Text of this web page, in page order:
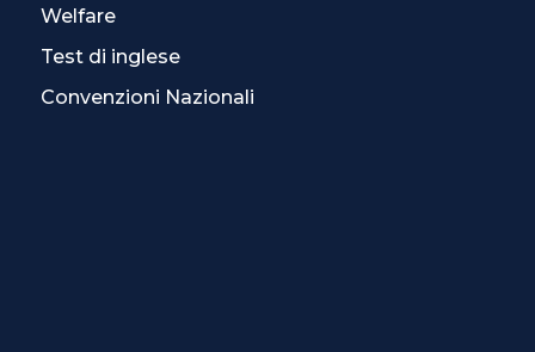
Welfare
Test di inglese
Convenzioni Nazionali